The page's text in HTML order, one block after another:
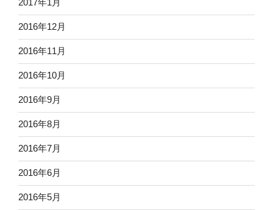
2017年1月
2016年12月
2016年11月
2016年10月
2016年9月
2016年8月
2016年7月
2016年6月
2016年5月